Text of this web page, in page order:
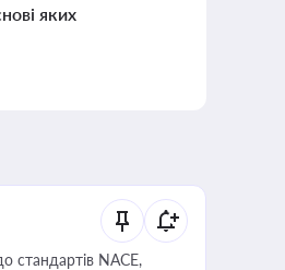
яких
стандартів NACE,